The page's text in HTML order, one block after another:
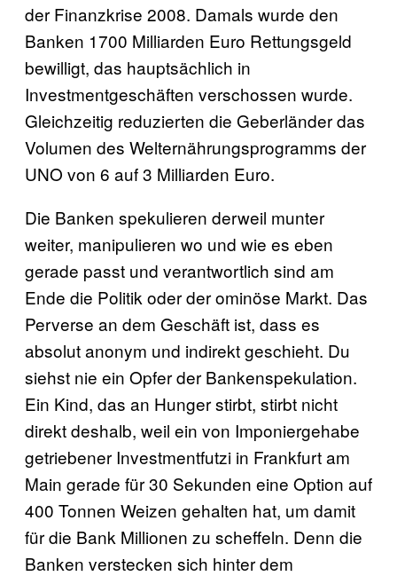
der Finanzkrise 2008. Damals wurde den
Banken 1700 Milliarden Euro Rettungsgeld
bewilligt, das hauptsächlich in
Investmentgeschäften verschossen wurde.
Gleichzeitig reduzierten die Geberländer das
Volumen des Welternährungsprogramms der
UNO von 6 auf 3 Milliarden Euro.
Die Banken spekulieren derweil munter
weiter, manipulieren wo und wie es eben
gerade passt und verantwortlich sind am
Ende die Politik oder der ominöse Markt. Das
Perverse an dem Geschäft ist, dass es
absolut anonym und indirekt geschieht. Du
siehst nie ein Opfer der Bankenspekulation.
Ein Kind, das an Hunger stirbt, stirbt nicht
direkt deshalb, weil ein von Imponiergehabe
getriebener Investmentfutzi in Frankfurt am
Main gerade für 30 Sekunden eine Option auf
400 Tonnen Weizen gehalten hat, um damit
für die Bank Millionen zu scheffeln. Denn die
Banken verstecken sich hinter dem